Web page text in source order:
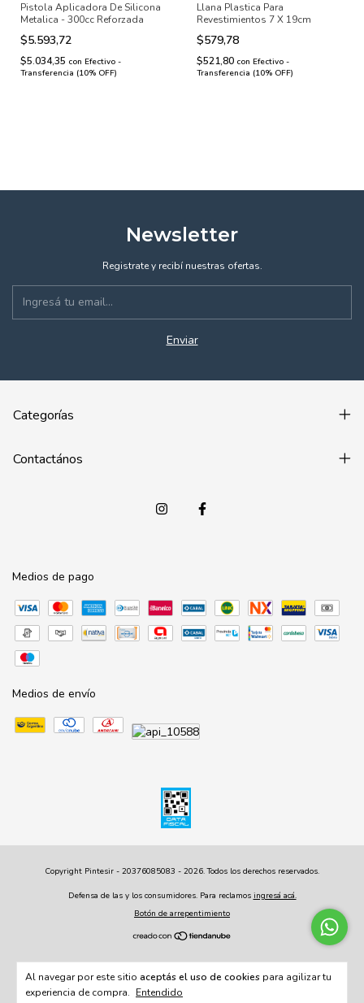
Al navegar por este sitio aceptás el uso de cookies para agilizar tu
experiencia de compra. Entendido
Pistola Aplicadora De Silicona
Metalica - 300cc Reforzada
$5.593,72
$5.034,35 con Efectivo -
Transferencia (10% OFF)
Llana Plastica Para
Revestimientos 7 X 19cm
$579,78
$521,80 con Efectivo -
Transferencia (10% OFF)
Newsletter
Registrate y recibí nuestras ofertas.
Categorías
Contactános
Medios de pago
Medios de envío
Copyright Pintesir - 20376085083 - 2026. Todos los derechos reservados.
Defensa de las y los consumidores. Para reclamos ingresá acá.
Botón de arrepentimiento